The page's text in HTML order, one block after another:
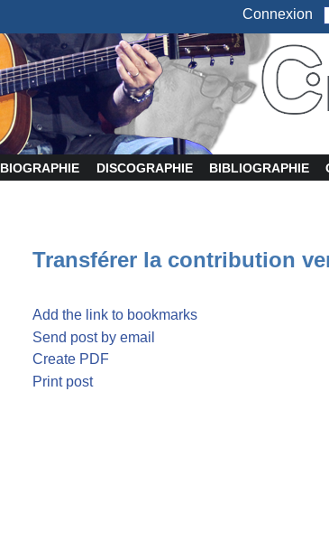
Connexion
BIOGRAPHIE DISCOGRAPHIE BIBLIOGRAPHIE
Transférer la contribution
Add the link to bookmarks
Send post by email
Create PDF
Print post